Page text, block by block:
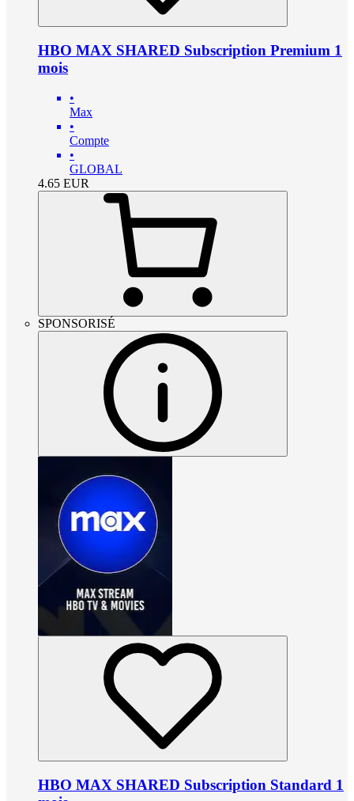
HBO MAX SHARED Subscription Premium 1
mois
•
Max
•
Compte
•
GLOBAL
4.65 EUR
SPONSORISÉ
HBO MAX SHARED Subscription Standard 1